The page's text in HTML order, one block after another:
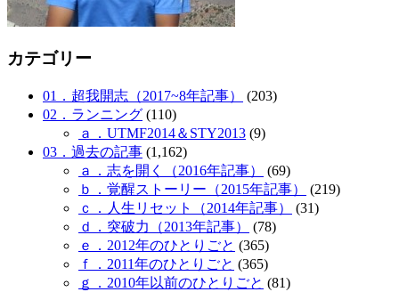
カテゴリー
01．超我開志（2017~8年記事）
(203)
02．ランニング (110)
ａ．UTMF2014＆STY2013 (9)
03．過去の記事 (1,162)
ａ．志を開く（2016年記事）
(69)
ｂ．覚醒ストーリー（2015年記事）
(219)
ｃ．人生リセット（2014年記事）
(31)
ｄ．突破力（2013年記事）
(78)
ｅ．2012年のひとりごと (365)
ｆ．2011年のひとりごと (365)
ｇ．2010年以前のひとりごと (81)